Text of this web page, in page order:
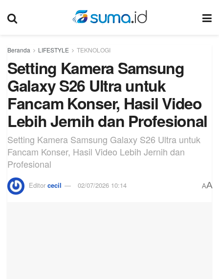
Beranda LIFESTYLE TEKNOLOGI
Setting Kamera Samsung
Galaxy S26 Ultra untuk
Fancam Konser, Hasil Video
Lebih Jernih dan Profesional
Setting Kamera Samsung Galaxy S26 Ultra untuk
Fancam Konser, Hasil Video Lebih Jernih dan
Profesional
Editor cecil 02/07/2026 10:14 AA